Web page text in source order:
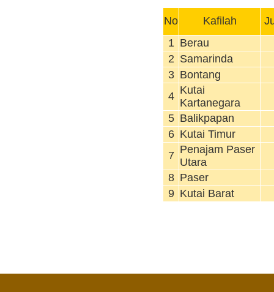
No Kafilah
1 Berau
2 Samarinda
3 Bontang
4 Kutai
Kartanegara
5 Balikpapan
6 Kutai Timur
7 Penajam Paser
Utara
8 Paser
9 Kutai Barat